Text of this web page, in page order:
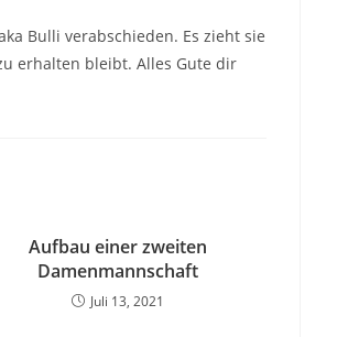
Bulli verabschieden. Es zieht sie
erhalten bleibt. Alles Gute dir
Aufbau einer zweiten
Damenmannschaft
Juli 13, 2021